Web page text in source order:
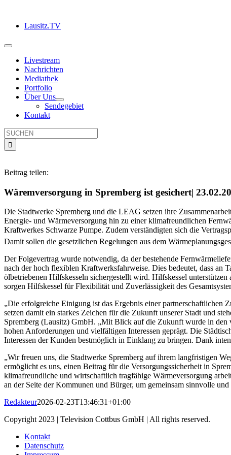
springenLausitz.TV
Toggle
NavigationLivestream
Nachrichten
Mediathek
Portfolio
Über Uns
Sendegebiet
Kontakt
Suche
nach:
Beitrag teilen:
Wäremversorgung in Spremberg ist gesichert|
Die Stadtwerke Spremberg und die LEAG setzen ihre
Energie- und Wärmeversorgung hin zu einer klimafreundlichen
Kraftwerkes Schwarze Pumpe. Zudem verständigten sich die
Damit sollen die gesetzlichen Regelungen aus dem
Der Folgevertrag wurde notwendig, da der bestehende
nach der hoch flexiblen Kraftwerksfahrweise. Dies bedeutet, dass an
ölbetriebenen Hilfskesseln sichergestellt wird. Hilfskessel
sorgen Hilfskessel für Flexibilität und Zuverlässigkeit des
„Die erfolgreiche Einigung ist das Ergebnis einer partnerschaftlichen
setzen damit ein starkes Zeichen für die Zukunft unserer Stadt und
Spremberg (Lausitz) GmbH. „Mit Blick auf die Zukunft wurde in den
hohen Anforderungen und vielfältigen Interessen geprägt. Die
Interessen der Kunden bestmöglich in Einklang zu bringen. Dank
„Wir freuen uns, die Stadtwerke Spremberg auf ihrem langfristigen
ermöglicht es uns, einen Beitrag für die Versorgungssicherheit in
klimafreundliche und wirtschaftlich tragfähige Wärmeversorgung
an der Seite der Kommunen und Bürger, um gemeinsam sinnvolle
Redakteur2026-02-23T13:46:31+01:00
Copyright 2023 | Television Cottbus GmbH | All rights reserved.
Kontakt
Datenschutz